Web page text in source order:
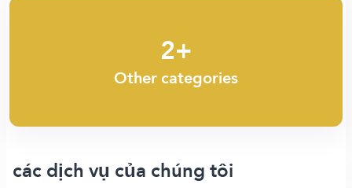
2+
Other categories
các dịch vụ của chúng tôi